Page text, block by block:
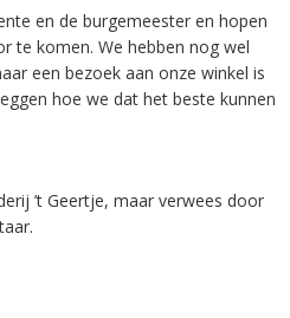
en de burgemeester en hopen
te komen. We hebben nog wel
een bezoek aan onze winkel is
hoe we dat het beste kunnen
’t Geertje, maar verwees door